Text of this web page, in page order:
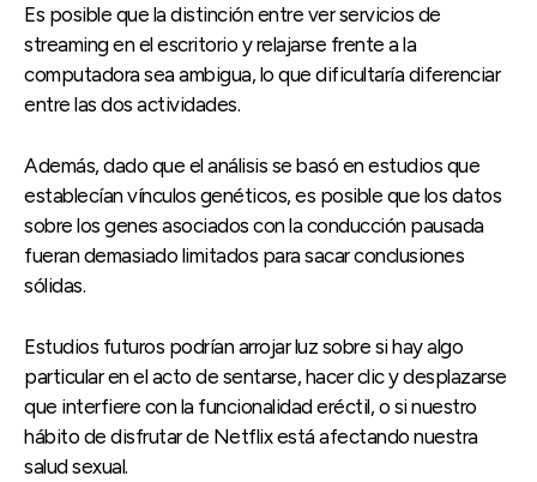
Es posible que la distinción entre ver servicios de
streaming en el escritorio y relajarse frente a la
computadora sea ambigua, lo que dificultaría diferenciar
entre las dos actividades.
Además, dado que el análisis se basó en estudios que
establecían vínculos genéticos, es posible que los datos
sobre los genes asociados con la conducción pausada
fueran demasiado limitados para sacar conclusiones
sólidas.
Estudios futuros podrían arrojar luz sobre si hay algo
particular en el acto de sentarse, hacer clic y desplazarse
que interfiere con la funcionalidad eréctil, o si nuestro
hábito de disfrutar de Netflix está afectando nuestra
salud sexual.